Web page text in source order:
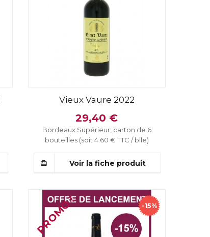
Vieux Vaure 2022
29,40 €
Bordeaux Supérieur, carton de 6
bouteilles (soit 4.60 € TTC / blle)
Voir la fiche produit
PROMO ! -15%